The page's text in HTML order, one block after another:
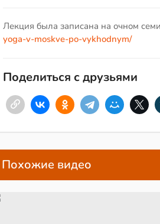
Лекция была записана на очном
yoga-v-moskve-po-vykhodnym/
Поделиться с друзьями
Похожие видео